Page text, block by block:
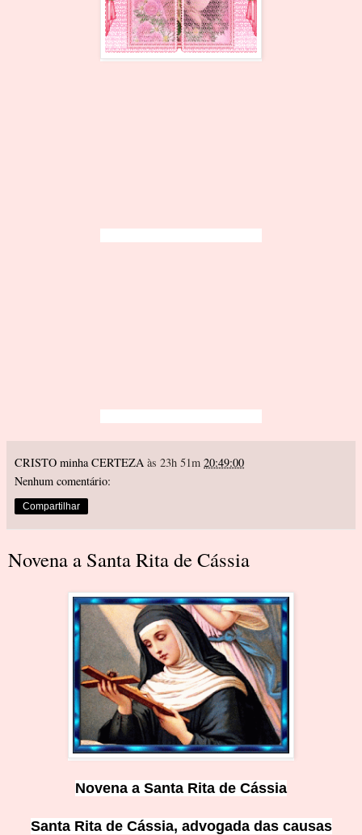
CRISTO minha CERTEZA às 23h 51m 20:49:00
Nenhum comentário:
Compartilhar
Novena a Santa Rita de Cássia
Novena a Santa Rita de Cássia
Santa Rita de Cássia, advogada das causas